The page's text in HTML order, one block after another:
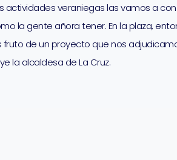
actividades veraniegas las vamos a
la gente añora tener. En la plaza,
de un proyecto que nos
la alcaldesa de La Cruz.